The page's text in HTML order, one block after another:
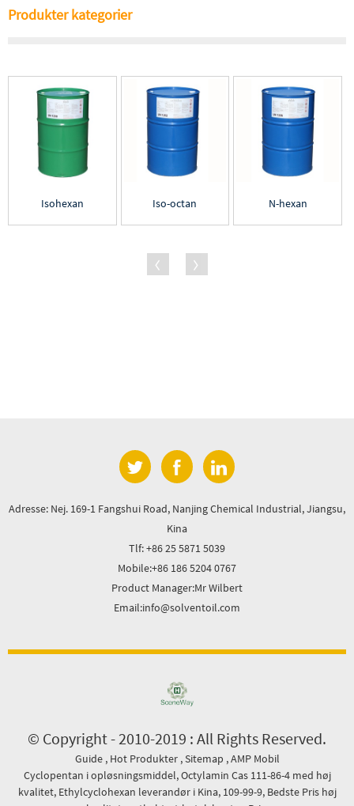
Produkter kategorier
Isohexan Iso-octan N-hexan
Adresse: Nej. 169-1 Fangshui Road, Nanjing Chemical Industrial, Jiangsu,
Kina
Tlf: +86 25 5871 5039
Mobile:+86 186 5204 0767
Product Manager:Mr Wilbert
Email:info@solventoil.com
© Copyright - 2010-2019 : All Rights Reserved.
Guide , Hot Produkter ,Sitemap ,AMP Mobil
Cyclopentan i opløsningsmiddel,Octylamin Cas 111-86-4 med høj
kvalitet, Ethylcyclohexan leverandør i Kina, 109-99-9, Bedste Pris høj